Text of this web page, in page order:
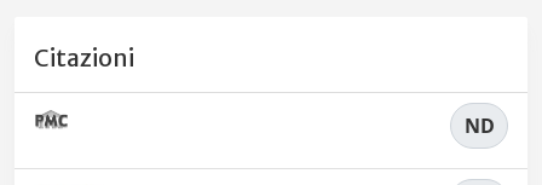
Citazioni
ND